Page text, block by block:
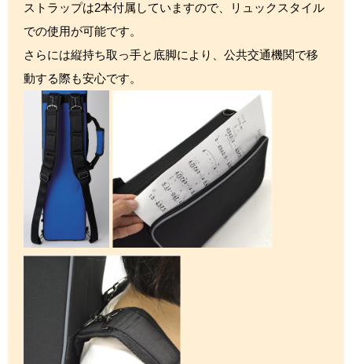
ストラップは2本付属していますので、リュックスタイル
での使用が可能です。
さらには縦持ち取っ手と底脚により、公共交通機関で移
動する際も安心です。